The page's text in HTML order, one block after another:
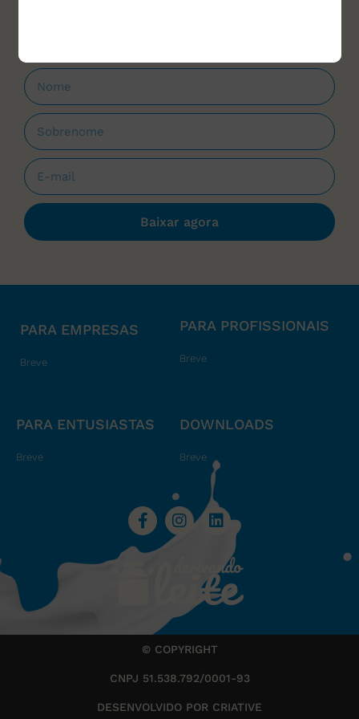
Baixar agora
PARA EMPRESAS
Breve
PARA PROFISSIONAIS
Breve
PARA ENTUSIASTAS
Breve
DOWNLOADS
Breve
© COPYRIGHT
CNPJ 51.538.792/0001-93
DESENVOLVIDO POR CRIATIVE